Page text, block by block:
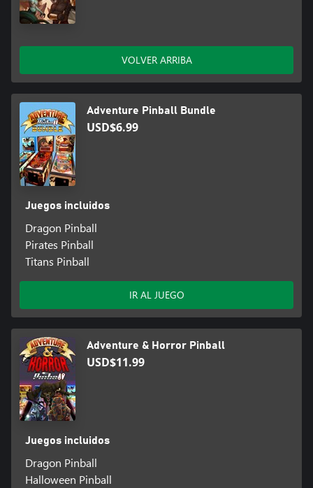
VOLVER ARRIBA
Adventure Pinball Bundle
USD$6.99
Juegos incluidos
Dragon Pinball
Pirates Pinball
Titans Pinball
IR AL JUEGO
Adventure & Horror Pinball
USD$11.99
Juegos incluidos
Dragon Pinball
Halloween Pinball